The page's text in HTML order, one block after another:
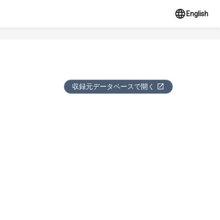
English
収録元データベースで開く